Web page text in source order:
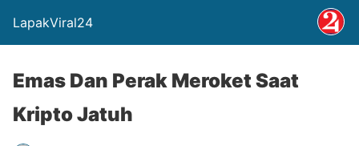
LapakViral24
Emas Dan Perak Meroket Saat
Kripto Jatuh